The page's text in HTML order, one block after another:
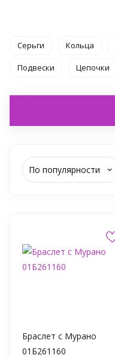
Серьги Кольца
Подвески Цепочки
По популярности
Браслет с Мурано
01Б261160